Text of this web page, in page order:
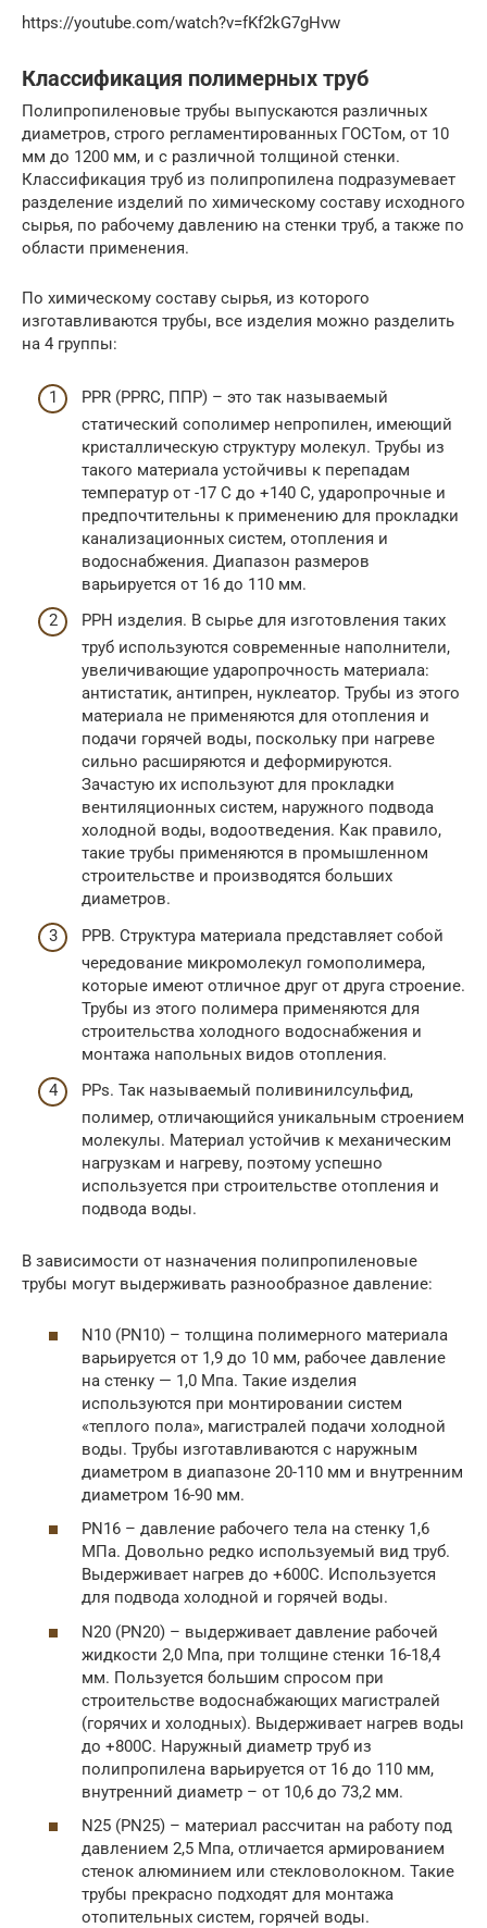
https://youtube.com/watch?v=fKf2kG7gHvw
Классификация полимерных труб
Полипропиленовые трубы выпускаются различных
диаметров, строго регламентированных ГОСТом, от 10
мм до 1200 мм, и с различной толщиной стенки.
Классификация труб из полипропилена подразумевает
разделение изделий по химическому составу исходного
сырья, по рабочему давлению на стенки труб, а также по
области применения.
По химическому составу сырья, из которого
изготавливаются трубы, все изделия можно разделить
на 4 группы:
PPR (PPRС, ППР) – это так называемый
статический сополимер непропилен, имеющий
кристаллическую структуру молекул. Трубы из
такого материала устойчивы к перепадам
температур от -17 С до +140 С, ударопрочные и
предпочтительны к применению для прокладки
канализационных систем, отопления и
водоснабжения. Диапазон размеров
варьируется от 16 до 110 мм.
PPH изделия. В сырье для изготовления таких
труб используются современные наполнители,
увеличивающие ударопрочность материала:
антистатик, антипрен, нуклеатор. Трубы из этого
материала не применяются для отопления и
подачи горячей воды, поскольку при нагреве
сильно расширяются и деформируются.
Зачастую их используют для прокладки
вентиляционных систем, наружного подвода
холодной воды, водоотведения. Как правило,
такие трубы применяются в промышленном
строительстве и производятся больших
диаметров.
PPB. Структура материала представляет собой
чередование микромолекул гомополимера,
которые имеют отличное друг от друга строение.
Трубы из этого полимера применяются для
строительства холодного водоснабжения и
монтажа напольных видов отопления.
PPs. Так называемый поливинилсульфид,
полимер, отличающийся уникальным строением
молекулы. Материал устойчив к механическим
нагрузкам и нагреву, поэтому успешно
используется при строительстве отопления и
подвода воды.
В зависимости от назначения полипропиленовые
трубы могут выдерживать разнообразное давление:
N10 (РN10) – толщина полимерного материала
варьируется от 1,9 до 10 мм, рабочее давление
на стенку — 1,0 Мпа. Такие изделия
используются при монтировании систем
«теплого пола», магистралей подачи холодной
воды. Трубы изготавливаются с наружным
диаметром в диапазоне 20-110 мм и внутренним
диаметром 16-90 мм.
PN16 – давление рабочего тела на стенку 1,6
МПа. Довольно редко используемый вид труб.
Выдерживает нагрев до +600С. Используется
для подвода холодной и горячей воды.
N20 (РN20) – выдерживает давление рабочей
жидкости 2,0 Мпа, при толщине стенки 16-18,4
мм. Пользуется большим спросом при
строительстве водоснабжающих магистралей
(горячих и холодных). Выдерживает нагрев воды
до +800С. Наружный диаметр труб из
полипропилена варьируется от 16 до 110 мм,
внутренний диаметр – от 10,6 до 73,2 мм.
N25 (РN25) – материал рассчитан на работу под
давлением 2,5 Мпа, отличается армированием
стенок алюминием или стекловолокном. Такие
трубы прекрасно подходят для монтажа
отопительных систем, горячей воды.